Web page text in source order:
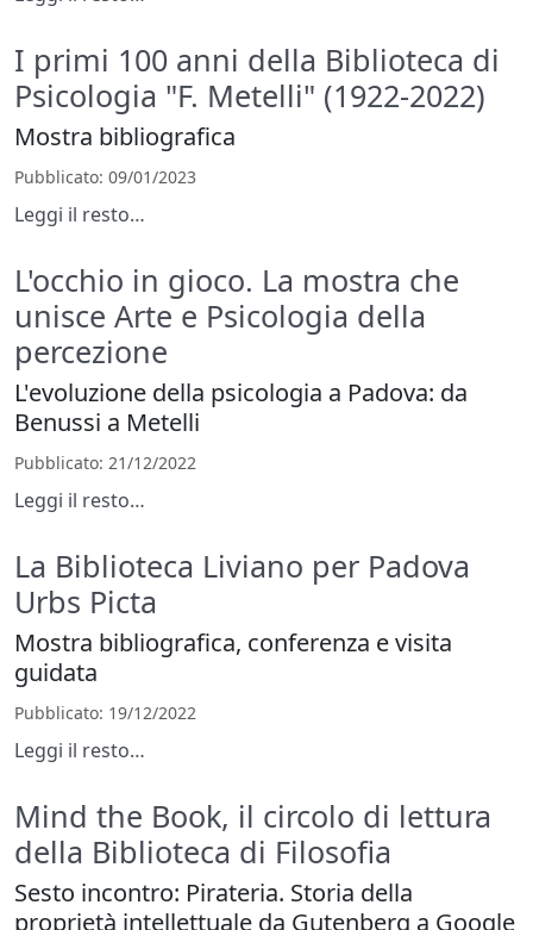
I primi 100 anni della Biblioteca di
Psicologia "F. Metelli" (1922-2022)
Mostra bibliografica
Pubblicato: 09/01/2023
Leggi il resto…
L'occhio in gioco. La mostra che
unisce Arte e Psicologia della
percezione
L'evoluzione della psicologia a Padova: da
Benussi a Metelli
Pubblicato: 21/12/2022
Leggi il resto…
La Biblioteca Liviano per Padova
Urbs Picta
Mostra bibliografica, conferenza e visita
guidata
Pubblicato: 19/12/2022
Leggi il resto…
Mind the Book, il circolo di lettura
della Biblioteca di Filosofia
Sesto incontro: Pirateria. Storia della
proprietà intellettuale da Gutenberg a Google